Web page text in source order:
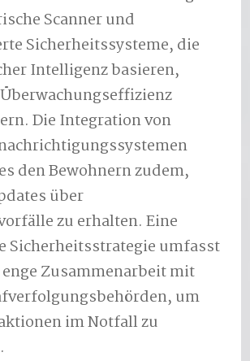
Scanner und
Sicherheitssysteme, die
Intelligenz basieren,
Die Integration von
den Bewohnern zudem,
über
zu erhalten. Eine
Sicherheitsstrategie umfasst
Zusammenarbeit mit
um
im Notfall zu